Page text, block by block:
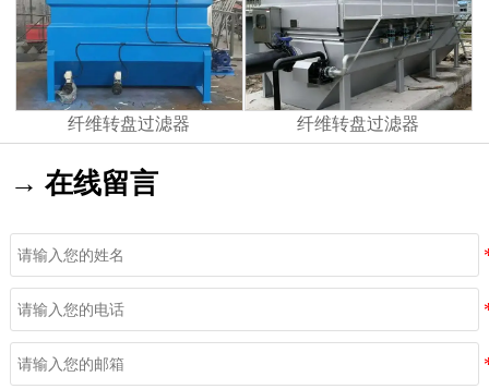
纤维转盘过滤器 纤维转盘过滤器
→ 在线留言